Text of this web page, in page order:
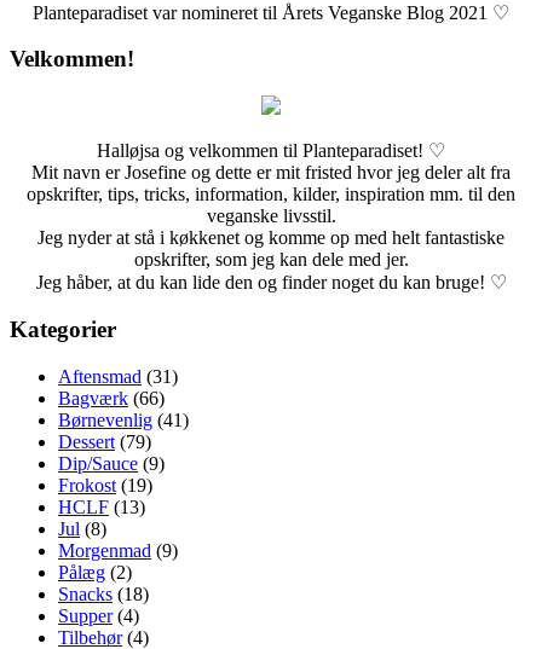
Planteparadiset var nomineret til Årets Veganske Blog 2021 ♡
Velkommen!
Halløjsa og velkommen til Planteparadiset! ♡
Mit navn er Josefine og dette er mit fristed hvor jeg deler alt fra
opskrifter, tips, tricks, information, kilder, inspiration mm. til den
veganske livsstil.
Jeg nyder at stå i køkkenet og komme op med helt fantastiske
opskrifter, som jeg kan dele med jer.
Jeg håber, at du kan lide den og finder noget du kan bruge! ♡
Kategorier
Aftensmad (31)
Bagværk (66)
Børnevenlig (41)
Dessert (79)
Dip/Sauce (9)
Frokost (19)
HCLF (13)
Jul (8)
Morgenmad (9)
Pålæg (2)
Snacks (18)
Supper(4)
Tilbehør(4)